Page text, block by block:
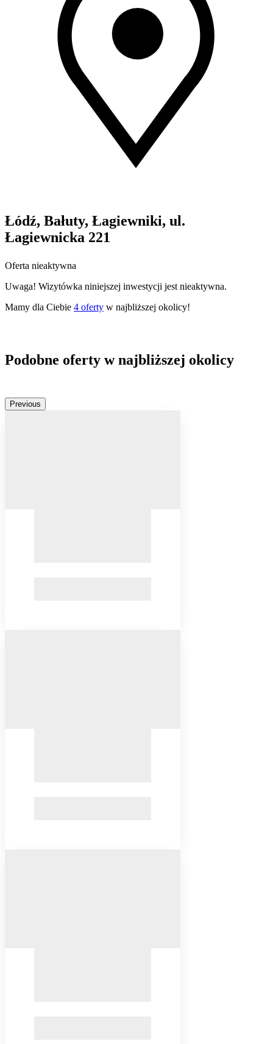
Łódź, Bałuty, Łagiewniki, ul.
Łagiewnicka 221
Oferta nieaktywna
Uwaga! Wizytówka niniejszej inwestycji jest nieaktywna.
Mamy dla Ciebie 4 oferty w najbliższej okolicy!
Podobne oferty w najbliższej okolicy
Previous